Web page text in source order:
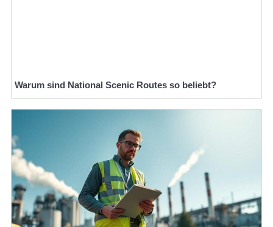
Warum sind National Scenic Routes so beliebt?